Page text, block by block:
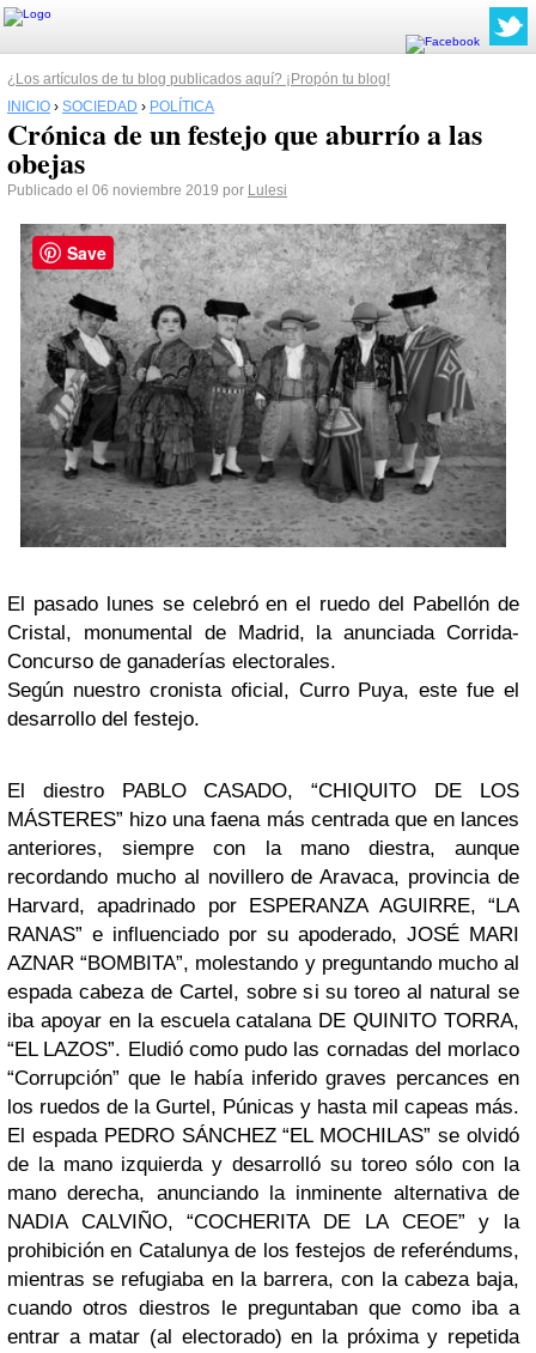
¿Los artículos de tu blog publicados aquí? ¡Propón tu blog!
INICIO › SOCIEDAD › POLÍTICA
Crónica de un festejo que aburrío a las
obejas
Publicado el 06 noviembre 2019 por Lulesi
El pasado lunes se celebró en el ruedo del Pabellón de
Cristal, monumental de Madrid, la anunciada Corrida-
Concurso de ganaderías electorales.
Según nuestro cronista oficial, Curro Puya, este fue el
desarrollo del festejo.
El diestro PABLO CASADO, “CHIQUITO DE LOS
MÁSTERES” hizo una faena más centrada que en lances
anteriores, siempre con la mano diestra, aunque
recordando mucho al novillero de Aravaca, provincia de
Harvard, apadrinado por ESPERANZA AGUIRRE, “LA
RANAS” e influenciado por su apoderado, JOSÉ MARI
AZNAR “BOMBITA”, molestando y preguntando mucho al
espada cabeza de Cartel, sobre si su toreo al natural se
iba apoyar en la escuela catalana DE QUINITO TORRA,
“EL LAZOS”. Eludió como pudo las cornadas del morlaco
“Corrupción” que le había inferido graves percances en
los ruedos de la Gurtel, Púnicas y hasta mil capeas más.
El espada PEDRO SÁNCHEZ “EL MOCHILAS” se olvidó
de la mano izquierda y desarrolló su toreo sólo con la
mano derecha, anunciando la inminente alternativa de
NADIA CALVIÑO, “COCHERITA DE LA CEOE” y la
prohibición en Catalunya de los festejos de referéndums,
mientras se refugiaba en la barrera, con la cabeza baja,
cuando otros diestros le preguntaban que como iba a
entrar a matar (al electorado) en la próxima y repetida
Save